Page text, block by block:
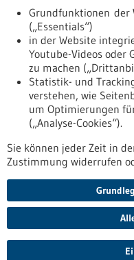
Nach oben
Informiert bleiben
Newsletter abonnieren
Grundfunktionen der
(„Essentials“)
in der Website
Youtube-Videos oder
zu machen
Statistik- und
verstehen, wie
um Optimierungen
(„Analyse-Cookies“).
Sie können jeder Zeit in
Zustimmung widerrufen